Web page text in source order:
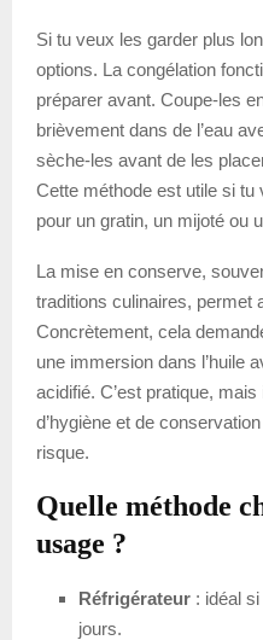
Si tu veux les garder plus
options. La congélation
préparer avant. Coupe-les
brièvement dans de l’eau
sèche-les avant de les
Cette méthode est utile si
pour un gratin, un mijoté ou
La mise en conserve,
traditions culinaires, permet
Concrètement, cela
une immersion dans l’huile
acidifié. C’est pratique,
d’hygiène et de
risque.
Quelle méthode
usage ?
Réfrigérateur : idéal
jours.